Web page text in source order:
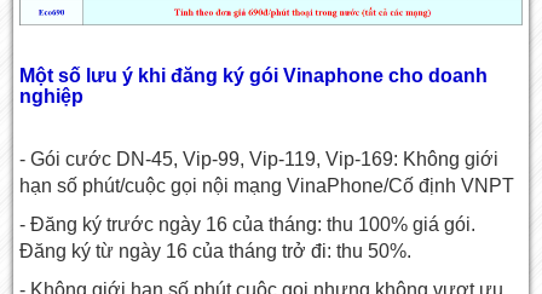
Một số lưu ý khi đăng ký gói Vinaphone cho doanh
nghiệp
- Gói cước DN-45, Vip-99, Vip-119, Vip-169: Không giới
hạn số phút/cuộc gọi nội mạng VinaPhone/Cố định VNPT
- Đăng ký trước ngày 16 của tháng: thu 100% giá gói.
Đăng ký từ ngày 16 của tháng trở đi: thu 50%.
- Không giới hạn số phút cuộc gọi nhưng không vượt ưu